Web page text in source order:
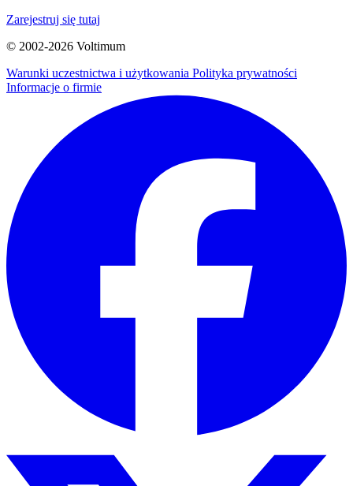
Zarejestruj się tutaj
© 2002-2026 Voltimum
Warunki uczestnictwa i użytkowania Polityka prywatności
Informacje o firmie